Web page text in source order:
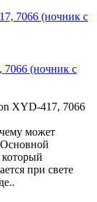
7066 (ночник с
XYD-417, 7066
чему может
который
при свете